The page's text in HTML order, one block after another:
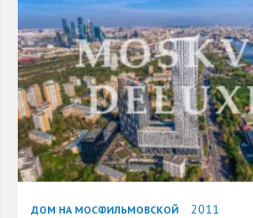
ДОМ НА МОСФИЛЬМОВСКОЙ
2011